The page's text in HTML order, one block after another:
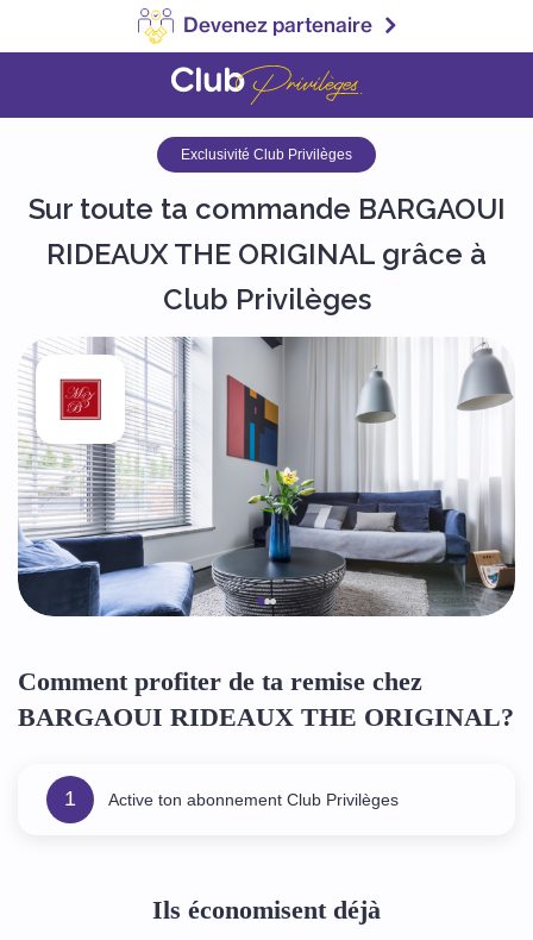
Devenez partenaire
Exclusivité Club Privilèges
Sur toute ta commande BARGAOUI
RIDEAUX THE ORIGINAL grâce à
Club Privilèges
Comment profiter de ta remise chez
BARGAOUI RIDEAUX THE ORIGINAL?
1 Active ton abonnement Club Privilèges
Ils économisent déjà